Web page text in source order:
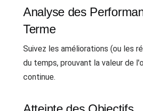
Analyse des
Terme
Suivez les améliorations (ou les
du temps, prouvant la valeur de
continue.